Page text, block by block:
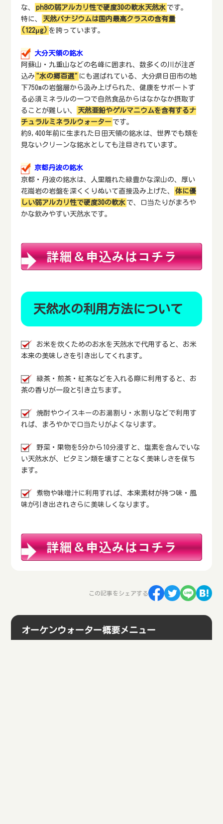
な、
ph8の弱アルカリ性で硬度30の軟水天然水 です。
特に、
天然バナジウムは国内最高クラスの含有量
(122μg) を誇っています。
大分天領の銘水
阿蘇山・九重山などの名峰に囲まれ、数多くの川が注ぎ
込み "水の郷百選" にも選ばれている、大分県日田市の地
下750mの岩盤層から汲み上げられた、健康をサポートす
る必須ミネラルの一つで自然食品からはなかなか摂取す
ることが難しい、
天然亜鉛やゲルマニウムを含有するナ
チュラルミネラルウォーター です。
約9,400年前に生まれた日田天領の銘水は、世界でも類を
見ないクリーンな銘水としても注目されています。
京都丹波の銘水
京都・丹波の銘水は、人里離れた緑豊かな深山の、厚い
花崗岩の岩盤を深くくりぬいて直接汲み上げた、
体に優
しい弱アルカリ性で硬度30の軟水 で、口当たりがまろや
かな飲みやすい天然水です。
天然水の利用方法について
お米を炊くためのお水を天然水で代用すると、お米
本来の美味しさを引き出してくれます。
緑茶・煎茶・紅茶などを入れる際に利用すると、お
茶の香りが一段と引き立ちます。
焼酎やウイスキーのお湯割り・水割りなどで利用す
れば、まろやかで口当たりがよくなります。
野菜・果物を5分から10分浸すと、塩素を含んでいな
い天然水が、ビタミン類を壊すことなく美味しさを保ち
ます。
煮物や味噌汁に利用すれば、本来素材が持つ味・風
味が引き出されさらに美味しくなります。
この記事をシェアする
オーケンウォーター概要メニュー